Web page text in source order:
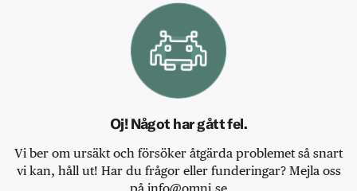
Oj! Något har gått fel.
Vi ber om ursäkt och försöker åtgärda problemet så snart
vi kan, håll ut! Har du frågor eller funderingar? Mejla oss